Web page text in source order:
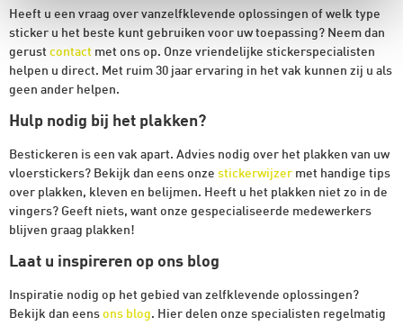
Heeft u een vraag over vanzelfklevende oplossingen of welk type
sticker u het beste kunt gebruiken voor uw toepassing? Neem dan
gerust contact met ons op. Onze vriendelijke stickerspecialisten
helpen u direct. Met ruim 30 jaar ervaring in het vak kunnen zij u als
geen ander helpen.
Hulp nodig bij het plakken?
Bestickeren is een vak apart. Advies nodig over het plakken van uw
vloerstickers? Bekijk dan eens onze stickerwijzer met handige tips
over plakken, kleven en belijmen. Heeft u het plakken niet zo in de
vingers? Geeft niets, want onze gespecialiseerde medewerkers
blijven graag plakken!
Laat u inspireren op ons blog
Inspiratie nodig op het gebied van zelfklevende oplossingen?
Bekijk dan eens ons blog. Hier delen onze specialisten regelmatig